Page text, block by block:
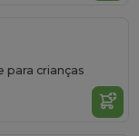
para crianças